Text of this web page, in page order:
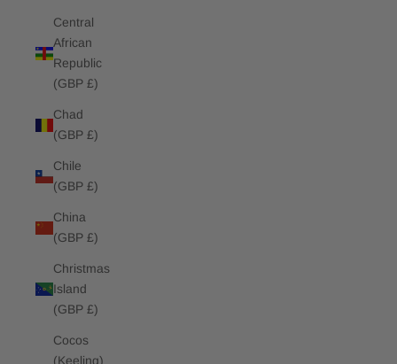
Central
African
Republic
(GBP £)
Chad
(GBP £)
Chile
(GBP £)
China
(GBP £)
Christmas
Island
(GBP £)
Cocos
(Keeling)